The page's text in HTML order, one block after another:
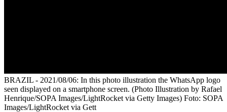
BRAZIL - 2021/08/06: In this photo illustration the WhatsApp logo
seen displayed on a smartphone screen. (Photo Illustration by Rafael
Henrique/SOPA Images/LightRocket via Getty Images) Foto: SOPA
Images/LightRocket via Gett